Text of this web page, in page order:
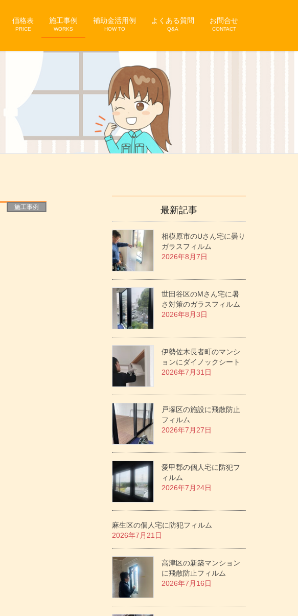
価格表
PRICE
施工事例
WORKS
補助金活用例
HOW TO
よくある質問
Q&A
お問合せ
CONTACT
施工事例 最新記事
相模原市のUさん宅に曇り
ガラスフィルム
2026年8月7日
世田谷区のMさん宅に暑
さ対策のガラスフィルム
2026年8月3日
伊勢佐木長者町のマンシ
ョンにダイノックシート
2026年7月31日
戸塚区の施設に飛散防止
フィルム
2026年7月27日
愛甲郡の個人宅に防犯フ
ィルム
2026年7月24日
麻生区の個人宅に防犯フィルム
2026年7月21日
高津区の新築マンション
に飛散防止フィルム
2026年7月16日